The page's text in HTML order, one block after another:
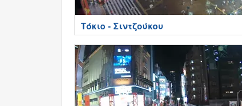
Τόκιο - Σιντζούκου